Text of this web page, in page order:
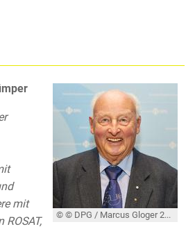
© © DPG / Marcus Gloger 2021
mit